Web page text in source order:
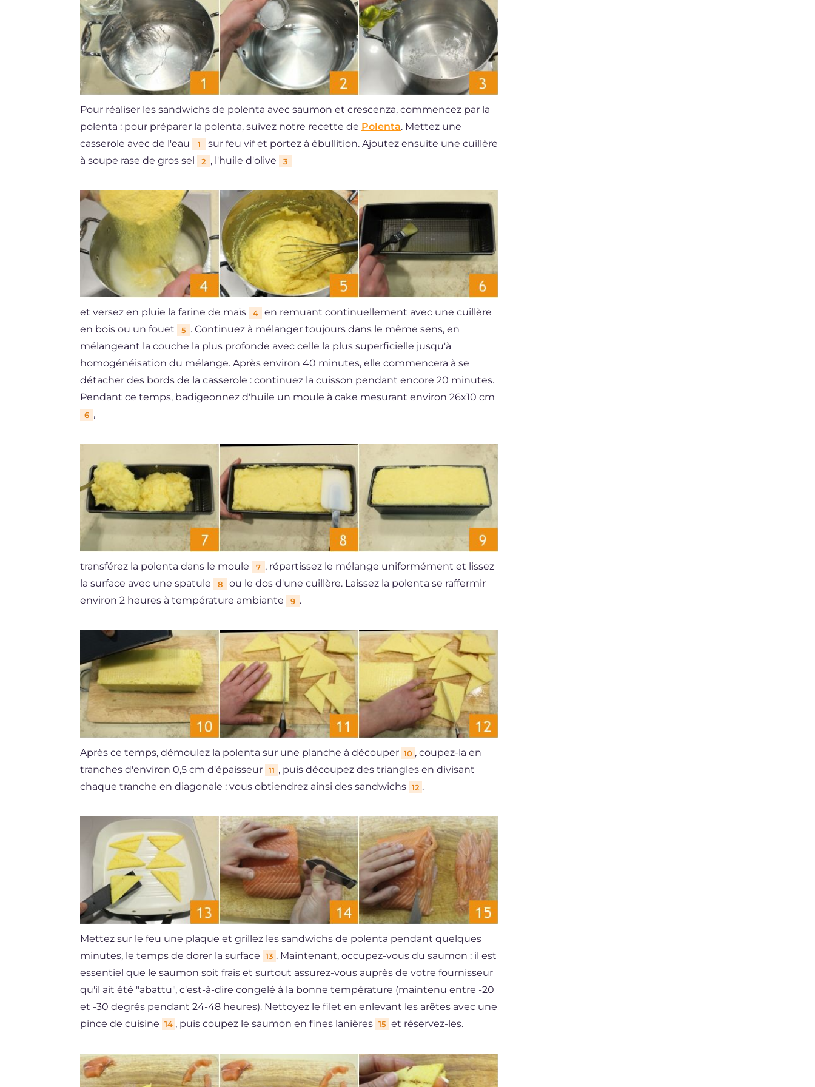
Pour réaliser les sandwichs de polenta avec saumon et crescenza, commencez par la
polenta : pour préparer la polenta, suivez notre recette de Polenta. Mettez une
casserole avec de l'eau
1
sur feu vif et portez à ébullition. Ajoutez ensuite une cuillère
à soupe rase de gros sel
2 , l'huile d'olive 3
et versez en pluie la farine de maïs 4
en remuant continuellement avec une cuillère
en bois ou un fouet
5 . Continuez à mélanger toujours dans le même sens, en
mélangeant la couche la plus profonde avec celle la plus superficielle jusqu'à
homogénéisation du mélange. Après environ 40 minutes, elle commencera à se
détacher des bords de la casserole : continuez la cuisson pendant encore 20 minutes.
Pendant ce temps, badigeonnez d'huile un moule à cake mesurant environ 26x10 cm
6 ,
transférez la polenta dans le moule 7 , répartissez le mélange uniformément et lissez
la surface avec une spatule
8
ou le dos d'une cuillère. Laissez la polenta se raffermir
environ 2 heures à température ambiante
9 .
Après ce temps, démoulez la polenta sur une planche à découper 10 , coupez-la en
tranches d'environ 0,5 cm d'épaisseur
11 , puis découpez des triangles en divisant
chaque tranche en diagonale : vous obtiendrez ainsi des sandwichs 12 .
Mettez sur le feu une plaque et grillez les sandwichs de polenta pendant quelques
minutes, le temps de dorer la surface
13 . Maintenant, occupez-vous du saumon : il est
essentiel que le saumon soit frais et surtout assurez-vous auprès de votre fournisseur
qu'il ait été "abattu", c'est-à-dire congelé à la bonne température (maintenu entre -20
et -30 degrés pendant 24-48 heures). Nettoyez le filet en enlevant les arêtes avec une
pince de cuisine 14 , puis coupez le saumon en fines lanières 15 et réservez-les.